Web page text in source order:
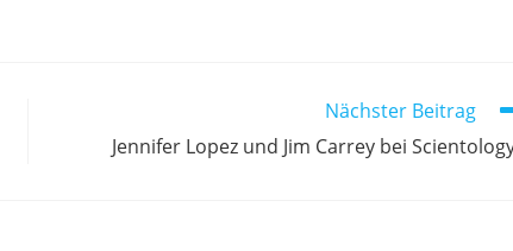
Nächster Beitrag
Jennifer Lopez und Jim Carrey bei